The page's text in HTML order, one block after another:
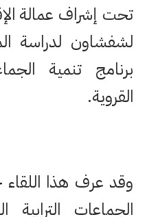
تحت إشراف عمالة
لشفشاون لدراسة
برنامج تنمية
القروية.
وقد عرف هذا
الجماعات الترابية